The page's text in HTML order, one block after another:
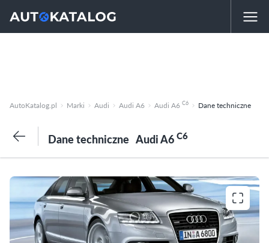
AutoKatalog.pl Marki Audi Audi A6 Audi A6 C6 Dane techniczne
Dane techniczne Audi A6C6